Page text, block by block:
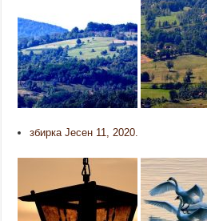
збирка Јесен 11, 2020.